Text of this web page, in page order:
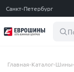
Санкт-Петербург
Главная-Каталог-Шины-